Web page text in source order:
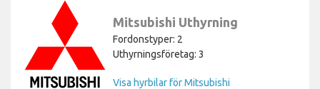
Mitsubishi Uthyrning
Fordonstyper: 2
Uthyrningsföretag: 3
Visa hyrbilar för Mitsubishi